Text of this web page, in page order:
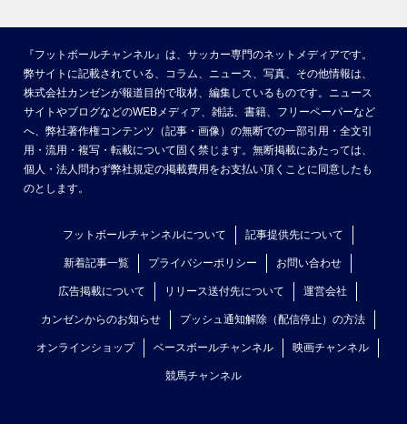
『フットボールチャンネル』は、サッカー専門のネットメディアです。
弊サイトに記載されている、コラム、ニュース、写真、その他情報は、
株式会社カンゼンが報道目的で取材、編集しているものです。ニュース
サイトやブログなどのWEBメディア、雑誌、書籍、フリーペーパーなど
へ、弊社著作権コンテンツ（記事・画像）の無断での一部引用・全文引
用・流用・複写・転載について固く禁じます。無断掲載にあたっては、
個人・法人問わず弊社規定の掲載費用をお支払い頂くことに同意したも
のとします。
フットボールチャンネルについて 記事提供先について
新着記事一覧 プライバシーポリシー お問い合わせ
広告掲載について リリース送付先について 運営会社
カンゼンからのお知らせ プッシュ通知解除（配信停止）の方法
オンラインショップ ベースボールチャンネル 映画チャンネル
競馬チャンネル